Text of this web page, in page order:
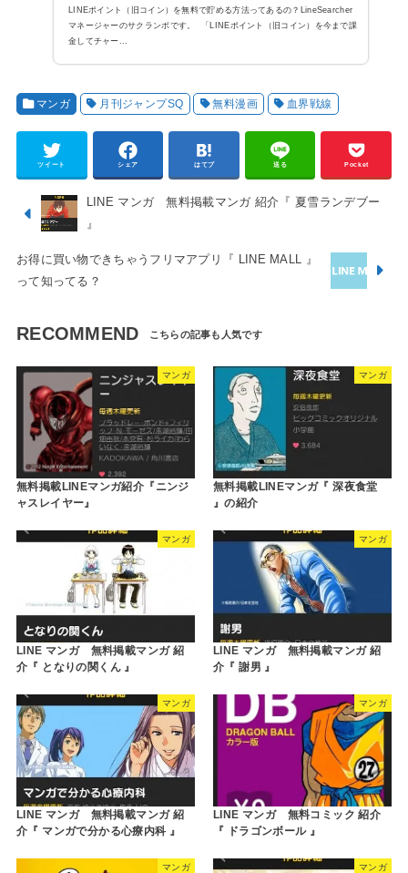
LINEポイント（旧コイン）を無料で貯める方法ってあるの？LineSearcher
マネージャーのサクランボです。 「LINEポイント（旧コイン）を今まで課
金してチャー...
マンガ 月刊ジャンプSQ 無料漫画 血界戦線
ツイート シェア はてブ 送る Pocket
LINE マンガ 無料掲載マンガ 紹介『 夏雪ランデブー
』
お得に買い物できちゃうフリマアプリ『 LINE MALL 』
って知ってる？
RECOMMEND
マンガ
無料掲載LINEマンガ紹介『ニンジ
ャスレイヤー』
マンガ
無料掲載LINEマンガ『 深夜食堂
』の紹介
マンガ
LINE マンガ 無料掲載マンガ 紹
介『 となりの関くん 』
マンガ
LINE マンガ 無料掲載マンガ 紹
介『 謝男 』
マンガ
LINE マンガ 無料掲載マンガ 紹
介『 マンガで分かる心療内科 』
マンガ
LINE マンガ 無料コミック 紹介
『 ドラゴンボール 』
マンガ マンガ